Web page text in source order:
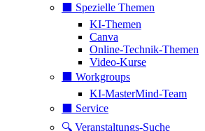
⬛️ Spezielle Themen
KI-Themen
Canva
Online-Technik-Themen
Video-Kurse
⬛️ Workgroups
KI-MasterMind-Team
⬛️ Service
🔍 Veranstaltungs-Suche